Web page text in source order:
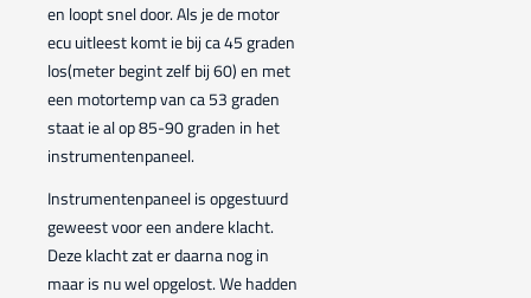
en loopt snel door. Als je de motor
ecu uitleest komt ie bij ca 45 graden
los(meter begint zelf bij 60) en met
een motortemp van ca 53 graden
staat ie al op 85-90 graden in het
instrumentenpaneel.
Instrumentenpaneel is opgestuurd
geweest voor een andere klacht.
Deze klacht zat er daarna nog in
maar is nu wel opgelost. We hadden